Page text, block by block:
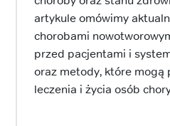
artykule omówimy
chorobami
przed pacjentami i
oraz metody, które mogą
leczenia i życia osób